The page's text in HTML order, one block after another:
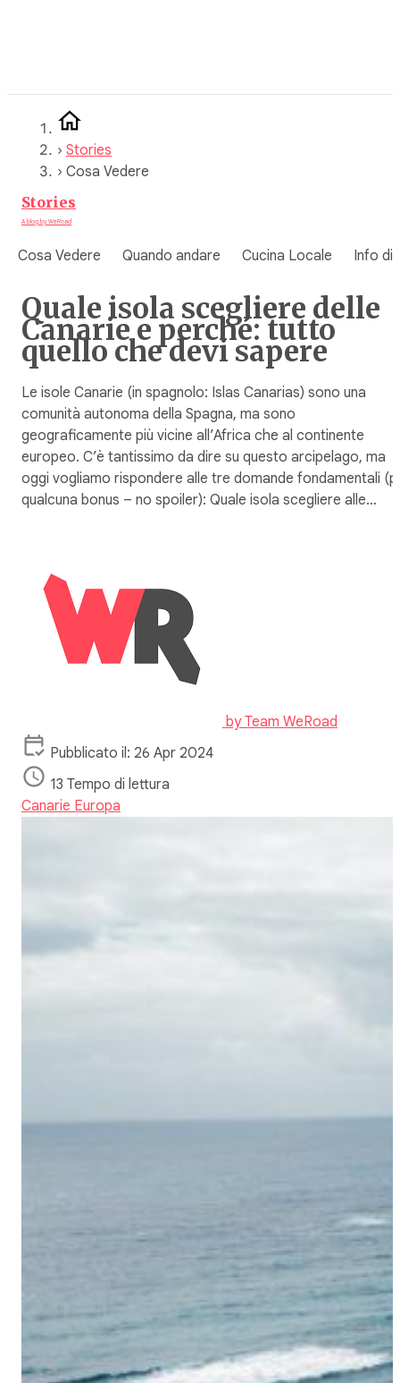
› Stories
› Cosa Vedere
Stories
A blog by WeRoad
Cosa Vedere Quando andare Cucina Locale Info di
Quale isola scegliere delle
Canarie e perché: tutto
quello che devi sapere
Le isole Canarie (in spagnolo: Islas Canarias) sono una
comunità autonoma della Spagna, ma sono
geograficamente più vicine all’Africa che al continente
europeo. C’è tantissimo da dire su questo arcipelago, ma
oggi vogliamo rispondere alle tre domande fondamentali
qualcuna bonus – no spoiler): Quale isola scegliere alle…
byTeam WeRoad
Pubblicato il: 26 Apr 2024
13 Tempo di lettura
Canarie Europa